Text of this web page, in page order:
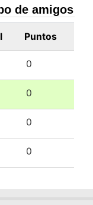
de amigos
Puntos
0
0
0
0